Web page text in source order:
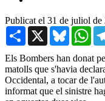
Publicat el 31 de juliol de
Share X Bluesky
Els Bombers han donat
matolls que s'havia
Occidental, a tocar de
informat que el sinistre